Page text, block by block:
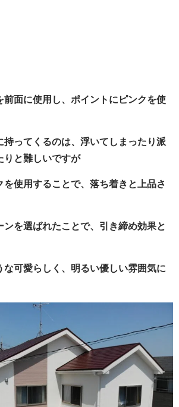
前面に使用し、ポイントにピンクを使
持ってくるのは、浮いてしまったり派
りと難しいですが
を使用することで、落ち着きと上品さ
ンを選ばれたことで、引き締め効果と
な可愛らしく、明るい優しい雰囲気に